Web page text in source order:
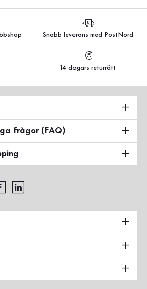
Snabb leverans med PostNord
14 dagars returrätt
frågor (FAQ)